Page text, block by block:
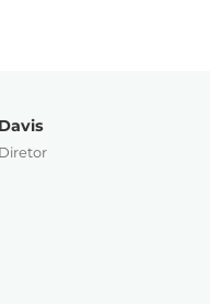
Davis
Diretor